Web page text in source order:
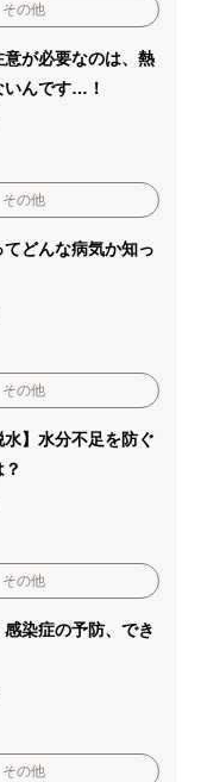
その他
が必要なのは、熱
いんです…！
その他
どんな病気か知っ
その他
】水分不足を防ぐ
その他
感染症の予防、でき
その他